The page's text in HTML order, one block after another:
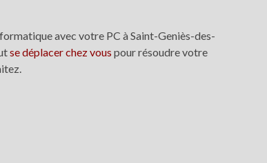
avec votre PC à Saint-Geniès-des-
se déplacer chez vous pour résoudre votre